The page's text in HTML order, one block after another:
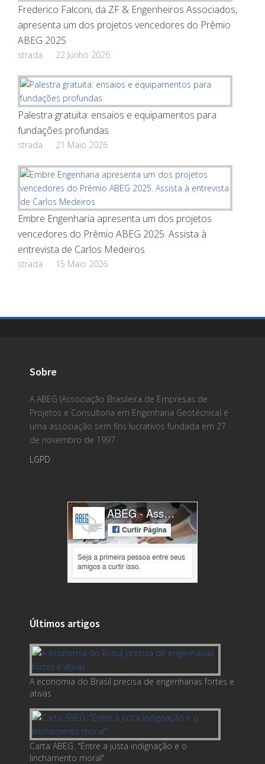
Frederico Falconi, da ZF & Engenheiros Associados,
apresenta um dos projetos vencedores do Prêmio
ABEG 2025
strada 22 Junho 2026
Palestra gratuita: ensaios e equipamentos para
fundações profundas
strada 21 Maio 2026
Embre Engenharia apresenta um dos projetos
vencedores do Prêmio ABEG 2025. Assista à
entrevista de Carlos Medeiros
strada 15 Maio 2026
Sobre
A ABEG (Associação Brasileira de Empresas de
Projetos e Consultoria em Engenharia Geotécnica) é
uma associação sem fins lucrativos fundada em 27
de novembro de 1997
LGPD
Últimos artigos
A economia do Brasil precisa de engenharias fortes e
ativas
Carta ABEG. "Entre a justa indignação e o
linchamento moral"